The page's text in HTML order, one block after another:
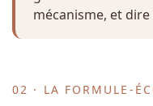
mécanisme, et
02 · LA FORMULE-